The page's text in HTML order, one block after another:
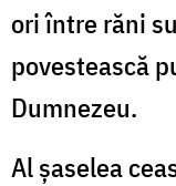
ori între răni
povestească
Dumnezeu.
Al șaselea